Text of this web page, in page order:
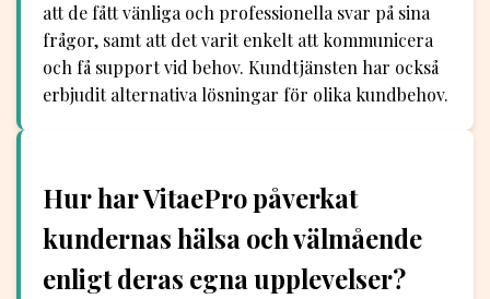
att de fått vänliga och professionella svar på sina
frågor, samt att det varit enkelt att kommunicera
och få support vid behov. Kundtjänsten har också
erbjudit alternativa lösningar för olika kundbehov.
Hur har VitaePro påverkat
kundernas hälsa och välmående
enligt deras egna upplevelser?